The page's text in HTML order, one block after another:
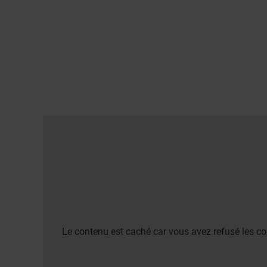
Le contenu est caché car vous avez refusé les